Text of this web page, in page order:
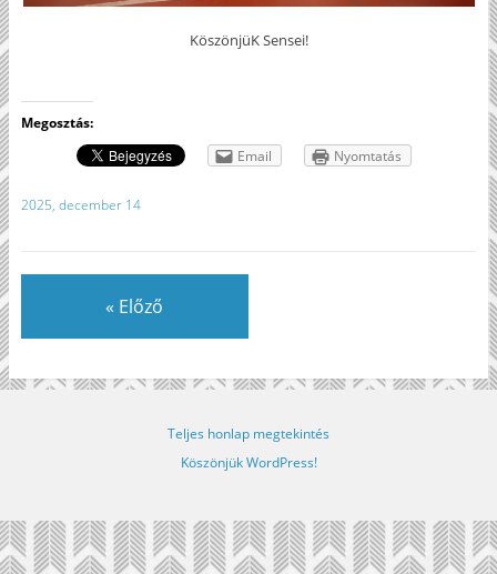
KöszönjüK Sensei!
Megosztás:
Email
Nyomtatás
2025, december 14
« Előző
Teljes honlap megtekintés
Köszönjük WordPress!